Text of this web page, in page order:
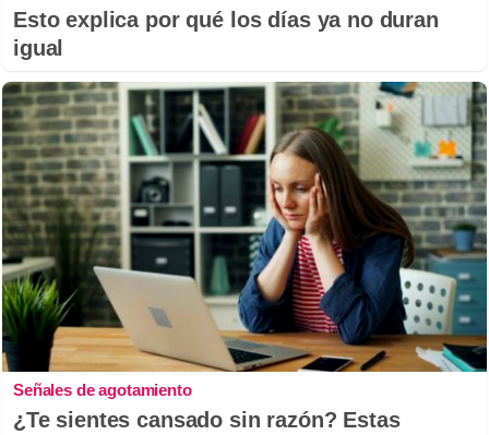
Esto explica por qué los días ya no duran
igual
Señales de agotamiento
¿Te sientes cansado sin razón? Estas